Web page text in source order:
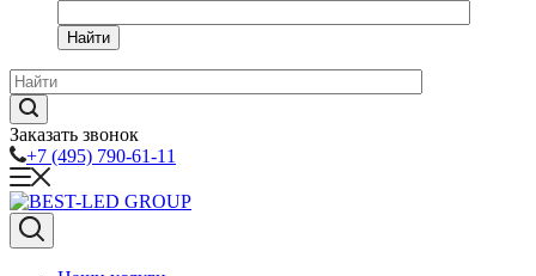
Найти
Заказать звонок
+7 (495) 790-61-11